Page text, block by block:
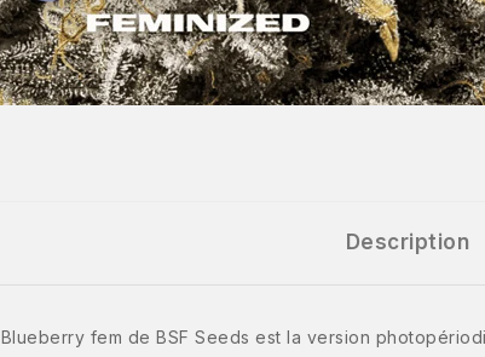
Description
Blueberry fem de BSF Seeds est la version